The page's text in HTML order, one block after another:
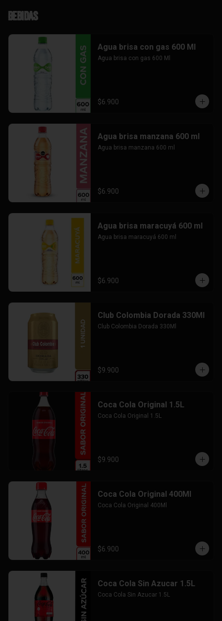
Bebidas
Agua brisa con gas 600 Ml
Agua brisa con gas 600 Ml
$6.900
Agua brisa manzana 600 ml
Agua brisa manzana 600 ml
$6.900
Agua brisa maracuyá 600 ml
Agua brisa maracuyá 600 ml
$6.900
Club Colombia Dorada 330Ml
Club Colombia Dorada 330Ml
$9.900
Coca Cola Original 1.5L
Coca Cola Original 1.5L
$9.900
Coca Cola Original 400Ml
Coca Cola Original 400Ml
$6.900
Coca Cola Sin Azucar 1.5L
Coca Cola Sin Azucar 1.5L